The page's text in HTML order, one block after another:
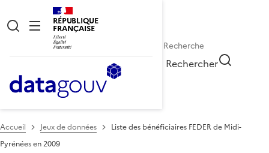
RÉPUBLIQUE
FRANÇAISE
Rechercher
Accueil Jeux de données
Liste des bénéficiaires FEDER de Midi-
Pyrénées en 2009